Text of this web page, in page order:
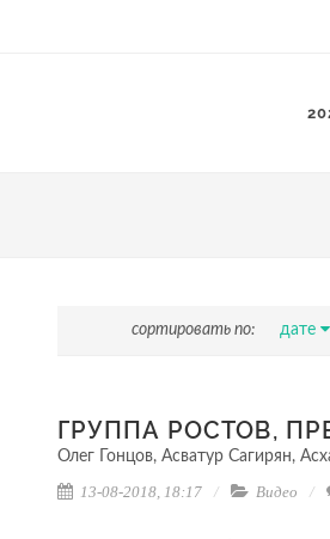
сортировать по: дате
ГРУППА РОСТОВ,
Олег Гонцов, Асватур Сагирян,
13-08-2018, 18:17 Видео